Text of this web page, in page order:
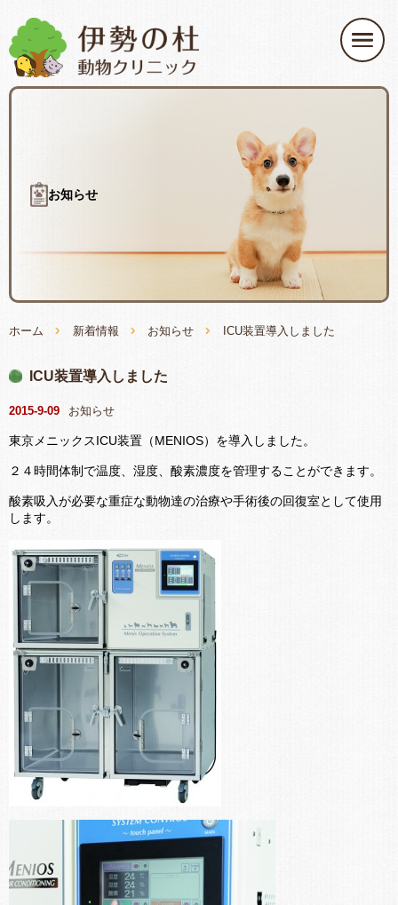
お知らせ
ホーム 新着情報 お知らせ ICU装置導入しました
ICU装置導入しました
2015-9-09 お知らせ
東京メニックスICU装置（MENIOS）を導入しました。
２４時間体制で温度、湿度、酸素濃度を管理することができます。
酸素吸入が必要な重症な動物達の治療や手術後の回復室として使用
します。